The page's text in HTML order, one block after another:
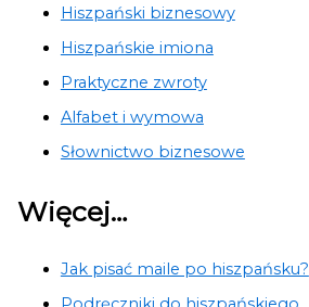
Hiszpański biznesowy
Hiszpańskie imiona
Praktyczne zwroty
Alfabet i wymowa
Słownictwo biznesowe
Więcej…
Jak pisać maile po hiszpańsku?